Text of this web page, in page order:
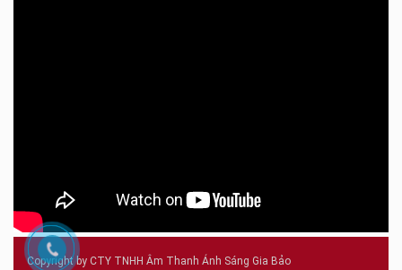
Copyright by CTY TNHH Âm Thanh Ánh Sáng Gia Bảo